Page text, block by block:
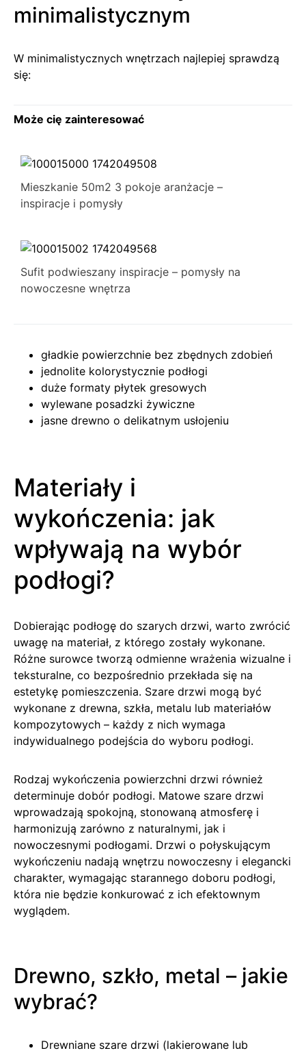
minimalistycznym
W minimalistycznych wnętrzach najlepiej sprawdzą
się:
Może cię zainteresować
Mieszkanie 50m2 3 pokoje aranżacje –
inspiracje i pomysły
Sufit podwieszany inspiracje – pomysły na
nowoczesne wnętrza
gładkie powierzchnie bez zbędnych zdobień
jednolite kolorystycznie podłogi
duże formaty płytek gresowych
wylewane posadzki żywiczne
jasne drewno o delikatnym usłojeniu
Materiały i
wykończenia: jak
wpływają na wybór
podłogi?
Dobierając podłogę do szarych drzwi, warto zwrócić
uwagę na materiał, z którego zostały wykonane.
Różne surowce tworzą odmienne wrażenia wizualne i
teksturalne, co bezpośrednio przekłada się na
estetykę pomieszczenia. Szare drzwi mogą być
wykonane z drewna, szkła, metalu lub materiałów
kompozytowych – każdy z nich wymaga
indywidualnego podejścia do wyboru podłogi.
Rodzaj wykończenia powierzchni drzwi również
determinuje dobór podłogi. Matowe szare drzwi
wprowadzają spokojną, stonowaną atmosferę i
harmonizują zarówno z naturalnymi, jak i
nowoczesnymi podłogami. Drzwi o połyskującym
wykończeniu nadają wnętrzu nowoczesny i elegancki
charakter, wymagając starannego doboru podłogi,
która nie będzie konkurować z ich efektownym
wyglądem.
Drewno, szkło, metal – jakie
wybrać?
Drewniane szare drzwi (lakierowane lub